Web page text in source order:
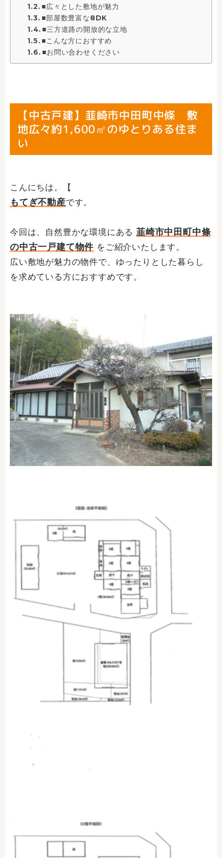
■広々とした敷地が魅力
■部屋数豊富な8DK
■三方道路の開放的な立地
■こんな方におすすめ
■お問い合わせください
【中古戸建】韮崎市中田町中條 敷
地広々約1,600㎡のゆとりある住ま
い
こんにちは。【
もてぎ不動産です。
今回は、自然豊かな環境にある 韮崎市中田町中條
の中古一戸建て物件 をご紹介いたします。
広い敷地が魅力の物件で、ゆったりとした暮らし
を求めている方におすすめです。